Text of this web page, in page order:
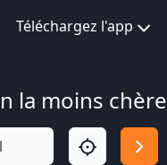
Téléchargez l'app
la moins chère